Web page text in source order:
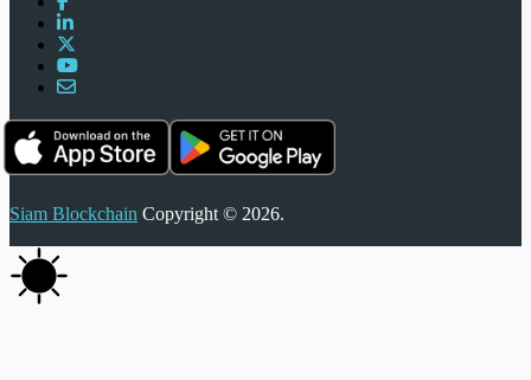
Siam Blockchain Copyright © 2026.